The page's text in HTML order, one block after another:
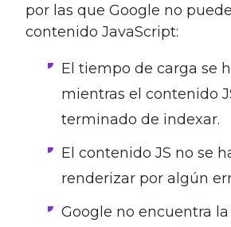
por las que Google no
contenido JavaScript:
El tiempo de carga se
mientras el contenido
terminado de indexar.
El contenido JS no se
renderizar por algún
Google no encuentra la